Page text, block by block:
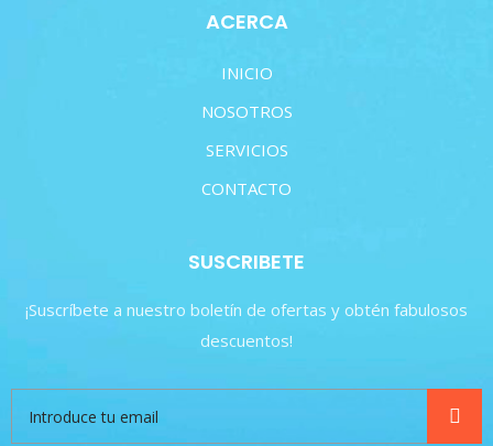
ACERCA
INICIO
NOSOTROS
SERVICIOS
CONTACTO
SUSCRIBETE
¡Suscríbete a nuestro boletín de ofertas y obtén fabulosos
descuentos!